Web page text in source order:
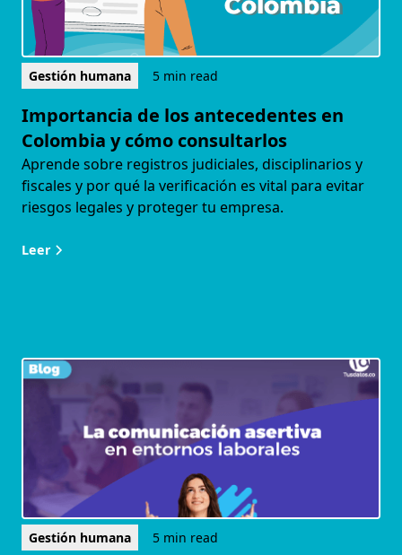
Gestión humana 5 min read
Importancia de los antecedentes en
Colombia y cómo consultarlos
Aprende sobre registros judiciales, disciplinarios y
fiscales y por qué la verificación es vital para evitar
riesgos legales y proteger tu empresa.
Leer
Gestión humana 5 min read